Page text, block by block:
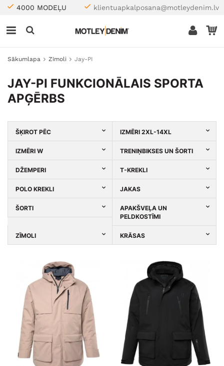
4000 MODEĻU klientuapkalposana@motleydenim.lv
Sākumlapa Zīmoli Jay-PI
JAY-PI FUNKCIONĀLAIS SPORTA
APĢĒRBS
ŠĶIROT PĒC IZMĒRI 2XL-14XL
IZMĒRI W TRENIŅBIKSES UN ŠORTI
DŽEMPERI T-KREKLI
POLO KREKLI JAKAS
ŠORTI
APAKŠVEĻA UN
PELDKOSTĪMI
ZĪMOLI KRĀSAS